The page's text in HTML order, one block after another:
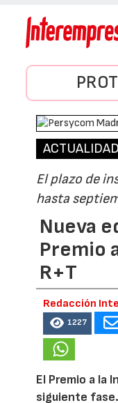
ACTUALIDAD
El plazo de
hasta
Nueva
Premio
R+T
Redacción
1227
El Premio a la
siguiente